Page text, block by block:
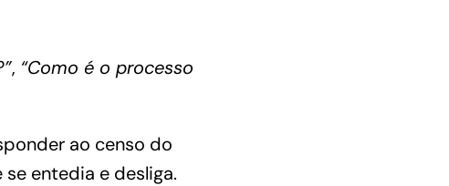
, “Como é o processo
ao censo do
entedia e desliga.